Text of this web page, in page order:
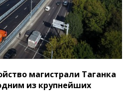
магистрали Таганка
из крупнейших